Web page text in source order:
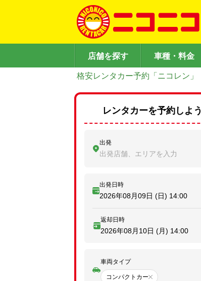
店舗を探す 車種・料金
格安レンタカー予約「ニコレン」
レンタカーを予約しよう
出発
出発店舗、エリアを入力
出発日時
2026年08月09日 (日) 14:00
返却日時
2026年08月10日 (月) 14:00
車両タイプ
コンパクトカー